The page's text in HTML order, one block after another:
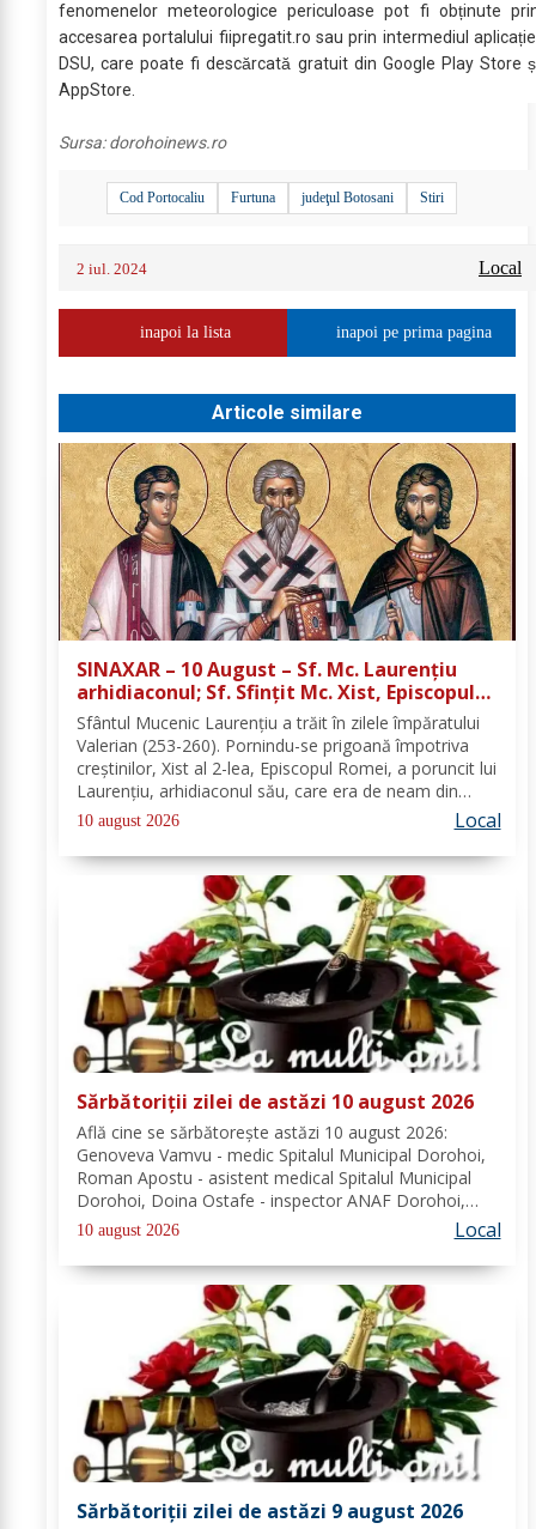
fenomenelor meteorologice periculoase pot fi obținute
accesarea portalului fiipregatit.ro sau prin intermediul
DSU, care poate fi descărcată gratuit din Google Play Store
AppStore.
Sursa:dorohoinews.ro
Cod Portocaliu Furtuna judeţul Botosani Stiri
2 iul. 2024 Local
inapoi la lista inapoi pe prima pagina
Articole similare
SINAXAR – 10 August – Sf. Mc. Laurenţiu
arhidiaconul; Sf. Sfinţit Mc. Xist, Episcopul
Romei
Sfântul Mucenic Laurenţiu a trăit în zilele împăratului
Valerian (253-260). Pornindu-se prigoană împotriva
creştinilor, Xist al 2-lea, Episcopul Romei, a poruncit lui
Laurenţiu, arhidiaconul său, care era de neam din
Spania, să chivernisească vistieria Bisericii şi să se
îngrijească de săraci....
10 august 2026 Local
Sărbătoriții zilei de astăzi 10 august 2026
Află cine se sărbătoreşte astăzi 10 august 2026:
Genoveva Vamvu - medic Spitalul Municipal Dorohoi,
Roman Apostu - asistent medical Spitalul Municipal
Dorohoi, Doina Ostafe - inspector ANAF Dorohoi,
Marina Ludmila Pogoreanu - medic de familie
Dorohoi, Beatrice Tiron - profesor Seminarul
Teologic...
10 august 2026 Local
Sărbătoriții zilei de astăzi 9 august 2026